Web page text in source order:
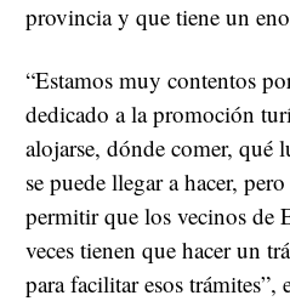
provincia y que tiene un
“Estamos muy contentos
dedicado a la promoción
alojarse, dónde comer, qué
se puede llegar a hacer,
permitir que los vecinos de
veces tienen que hacer un
para facilitar esos trámites”,